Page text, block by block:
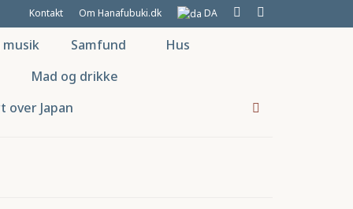
Kontakt Om Hanafubuki.dk DA
musik Samfund
Hus
Mad og drikke
over Japan